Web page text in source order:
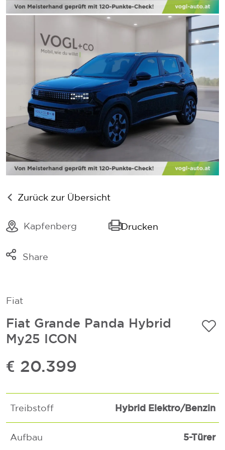
Zurück zur Übersicht
Kapfenberg Drucken
Share
Fiat
Fiat Grande Panda Hybrid
My25 ICON
€ 20.399
Treibstoff Hybrid Elektro/Benzin
Aufbau 5-Türer